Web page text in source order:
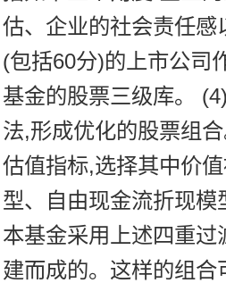
估、企业的社会责任
(包括60分)的上市公司
基金的股票三级库。
法,形成优化的股票组
估值指标,选择其中价
型、自由现金流折现
本基金采用上述四重
建而成的。这样的组